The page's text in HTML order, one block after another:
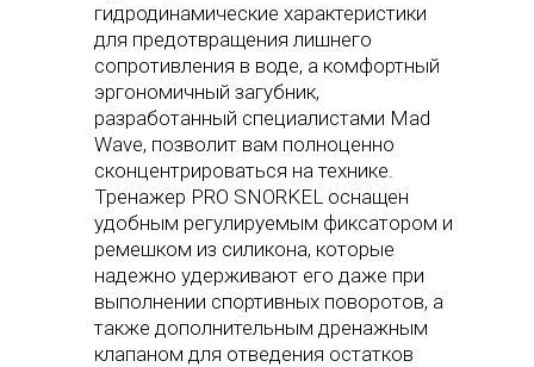
гидродинамические характеристики
для предотвращения лишнего
сопротивления в воде, а комфортный
эргономичный загубник,
разработанный специалистами Mad
Wave, позволит вам полноценно
сконцентрироваться на технике.
Тренажер PRO SNORKEL оснащен
удобным регулируемым фиксатором и
ремешком из силикона, которые
надежно удерживают его даже при
выполнении спортивных поворотов, а
также дополнительным дренажным
клапаном для отведения остатков